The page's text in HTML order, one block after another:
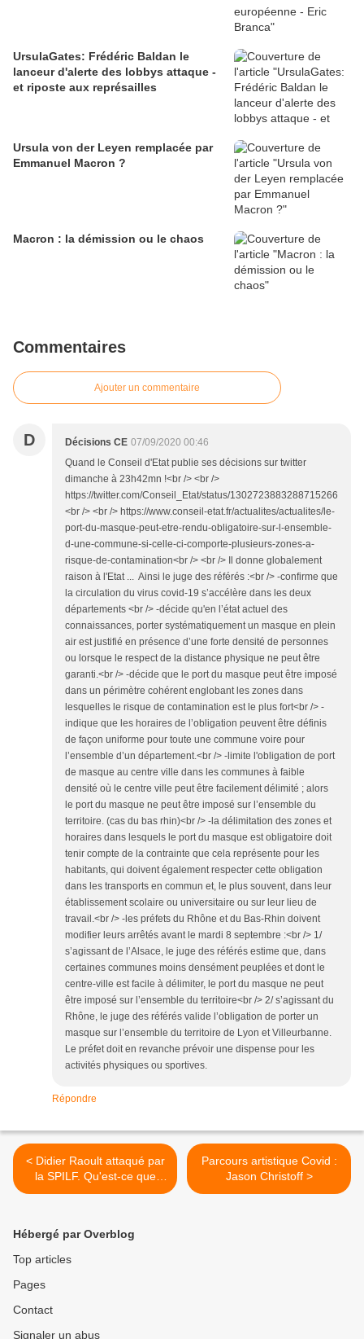
UrsulaGates: Frédéric Baldan le
lanceur d'alerte des lobbys attaque -
et riposte aux représailles
Ursula von der Leyen remplacée par
Emmanuel Macron ?
Macron : la démission ou le chaos
Commentaires
Ajouter un commentaire
D Décisions CE 07/09/2020 00:46
Quand le Conseil d'Etat publie ses décisions sur twitter
dimanche à 23h42mn !<br /> <br />
https://twitter.com/Conseil_Etat/status/1302723883288715266
<br /> <br /> https://www.conseil-etat.fr/actualites/actualites/le-
port-du-masque-peut-etre-rendu-obligatoire-sur-l-ensemble-
d-une-commune-si-celle-ci-comporte-plusieurs-zones-a-
risque-de-contamination<br /> <br /> Il donne globalement
raison à l'Etat ... Ainsi le juge des référés :<br /> -confirme que
la circulation du virus covid-19 s’accélère dans les deux
départements <br /> -décide qu'en l’état actuel des
connaissances, porter systématiquement un masque en plein
air est justifié en présence d’une forte densité de personnes
ou lorsque le respect de la distance physique ne peut être
garanti.<br /> -décide que le port du masque peut être imposé
dans un périmètre cohérent englobant les zones dans
lesquelles le risque de contamination est le plus fort<br /> -
indique que les horaires de l’obligation peuvent être définis
de façon uniforme pour toute une commune voire pour
l’ensemble d’un département.<br /> -limite l'obligation de port
de masque au centre ville dans les communes à faible
densité où le centre ville peut être facilement délimité ; alors
le port du masque ne peut être imposé sur l’ensemble du
territoire. (cas du bas rhin)<br /> -la délimitation des zones et
horaires dans lesquels le port du masque est obligatoire doit
tenir compte de la contrainte que cela représente pour les
habitants, qui doivent également respecter cette obligation
dans les transports en commun et, le plus souvent, dans leur
établissement scolaire ou universitaire ou sur leur lieu de
travail.<br /> -les préfets du Rhône et du Bas-Rhin doivent
modifier leurs arrêtés avant le mardi 8 septembre :<br /> 1/
s’agissant de l’Alsace, le juge des référés estime que, dans
certaines communes moins densément peuplées et dont le
centre-ville est facile à délimiter, le port du masque ne peut
être imposé sur l’ensemble du territoire<br /> 2/ s’agissant du
Rhône, le juge des référés valide l’obligation de porter un
masque sur l’ensemble du territoire de Lyon et Villeurbanne.
Le préfet doit en revanche prévoir une dispense pour les
activités physiques ou sportives.
Répondre
< Didier Raoult attaqué par
la SPILF. Qu'est-ce que
cela peut cacher?
Parcours artistique Covid :
Jason Christoff >
Hébergé par Overblog
Top articles
Pages
Contact
Signaler un abus